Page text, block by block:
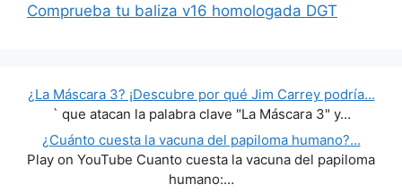
Comprueba tu baliza v16 homologada DGT
¿La Máscara 3? ¡Descubre por qué Jim Carrey podría…
` que atacan la palabra clave "La Máscara 3" y…
¿Cuánto cuesta la vacuna del papiloma humano?…
Play on YouTube Cuanto cuesta la vacuna del papiloma
humano:…